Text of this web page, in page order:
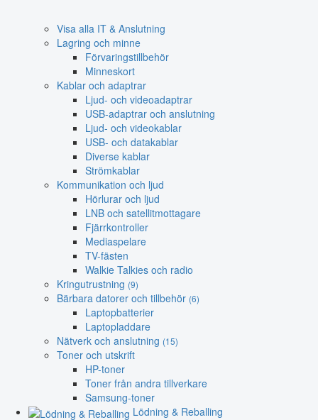
Visa alla IT & Anslutning
Lagring och minne
Förvaringstillbehör
Minneskort
Kablar och adaptrar
Ljud- och videoadaptrar
USB-adaptrar och anslutning
Ljud- och videokablar
USB- och datakablar
Diverse kablar
Strömkablar
Kommunikation och ljud
Hörlurar och ljud
LNB och satellitmottagare
Fjärrkontroller
Mediaspelare
TV-fästen
Walkie Talkies och radio
Kringutrustning (9)
Bärbara datorer och tillbehör (6)
Laptopbatterier
Laptopladdare
Nätverk och anslutning (15)
Toner och utskrift
HP-toner
Toner från andra tillverkare
Samsung-toner
Lödning & Reballing